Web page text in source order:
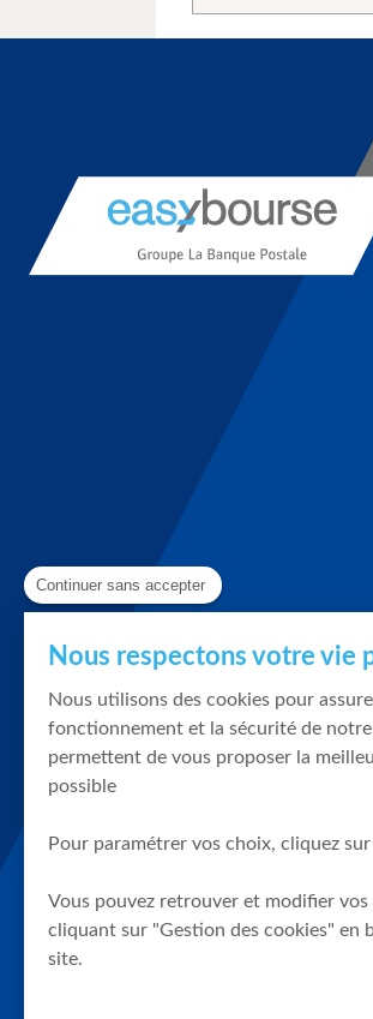
Continuer sans accepter
Nous respectons votre vie
Nous utilisons des cookies pour
fonctionnement et la sécurité de
permettent de vous proposer la
possible
Pour paramétrer vos choix, cliquez sur
Vous pouvez retrouver et modifier vos
cliquant sur "Gestion des cookies" en
site.